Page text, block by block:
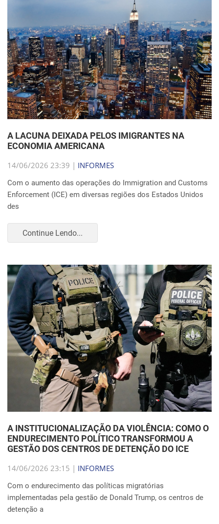
A LACUNA DEIXADA PELOS IMIGRANTES NA
ECONOMIA AMERICANA
14/06/2026 23:39 | INFORMES
Com o aumento das operações do Immigration and Customs
Enforcement (ICE) em diversas regiões dos Estados Unidos
des
Continue Lendo...
A INSTITUCIONALIZAÇÃO DA VIOLÊNCIA: COMO O
ENDURECIMENTO POLÍTICO TRANSFORMOU A
GESTÃO DOS CENTROS DE DETENÇÃO DO ICE
14/06/2026 23:15 | INFORMES
Com o endurecimento das políticas migratórias
implementadas pela gestão de Donald Trump, os centros de
detenção a